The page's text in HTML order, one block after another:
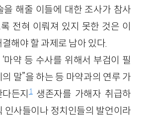
을 해줄 이들에 대한 조사가 참사
전혀 이뤄져 있지 못한 것은 이
해야 할 과제로 남아 있다.
마약 등 수사를 위해서 부검이 필
의 말”을 하는 등 마약과의 연루 가
든지1생존자를 가해자 취급하
인사들이나 정치인들의 발언이라